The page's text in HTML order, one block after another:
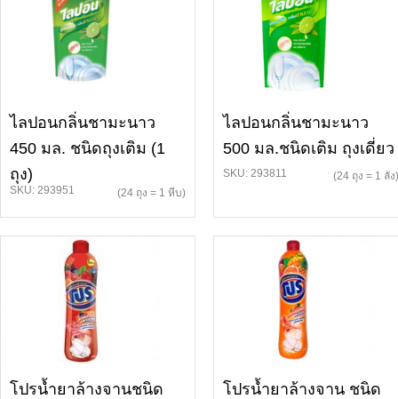
ไลปอนกลิ่นชามะนาว
450 มล. ชนิดถุงเติม (1
ถุง)
SKU: 293951 (24 ถุง = 1 หีบ)
ไลปอนกลิ่นชามะนาว
500 มล.ชนิดเติม ถุงเดี่ยว
SKU: 293811 (24 ถุง = 1 ลัง)
โปรน้ำยาล้างจานชนิด
โปรน้ำยาล้างจาน ชนิด